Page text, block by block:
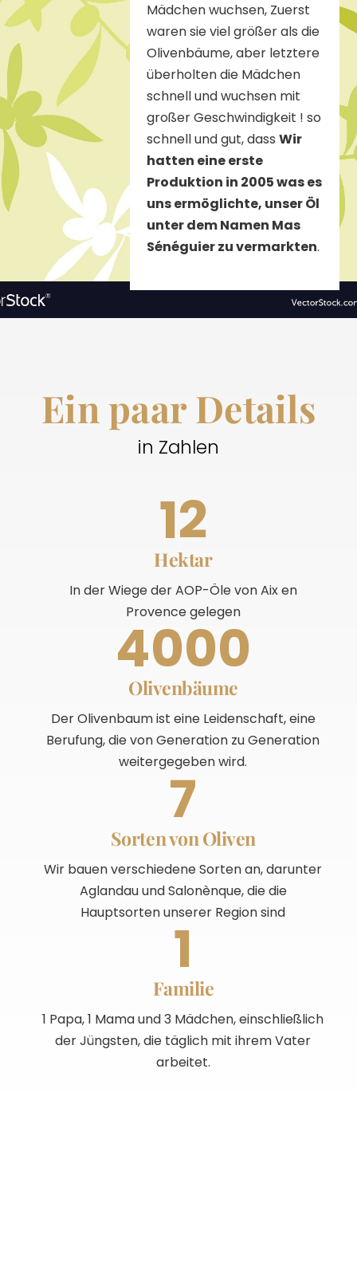
Mädchen wuchsen, Zuerst
waren sie viel größer als die
Olivenbäume, aber letztere
überholten die Mädchen
schnell und wuchsen mit
großer Geschwindigkeit ! so
schnell und gut, dass Wir
hatten eine erste
Produktion in 2005 was es
uns ermöglichte, unser Öl
unter dem Namen Mas
Sénéguier zu vermarkten.
Ein paar Details
in Zahlen
12
Hektar
In der Wiege der AOP-Öle von Aix en
Provence gelegen
4000
Olivenbäume
Der Olivenbaum ist eine Leidenschaft, eine
Berufung, die von Generation zu Generation
weitergegeben wird.
7
Sorten von Oliven
Wir bauen verschiedene Sorten an, darunter
Aglandau und Salonènque, die die
Hauptsorten unserer Region sind
1
Familie
1 Papa, 1 Mama und 3 Mädchen, einschließlich
der Jüngsten, die täglich mit ihrem Vater
arbeitet.